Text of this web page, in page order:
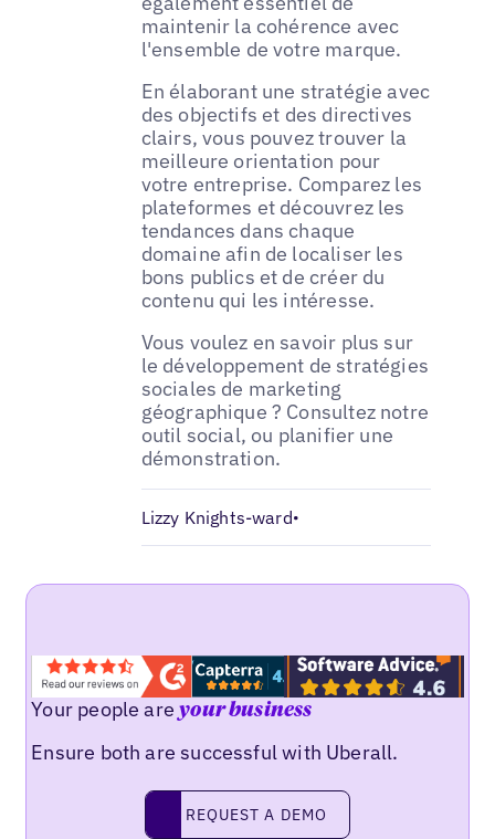
maintenir la cohérence avec
l'ensemble de votre marque.
En élaborant une stratégie avec
des objectifs et des directives
clairs, vous pouvez trouver la
meilleure orientation pour
votre entreprise. Comparez les
plateformes et découvrez les
tendances dans chaque
domaine afin de localiser les
bons publics et de créer du
contenu qui les intéresse.
Vous voulez en savoir plus sur
le développement de stratégies
sociales de marketing
géographique ? Consultez notre
outil social, ou planifier une
démonstration.
Lizzy Knights-ward•
Your people areyour business
Ensure both are successful with Uberall.
Request a demo
REQUEST A DEMO